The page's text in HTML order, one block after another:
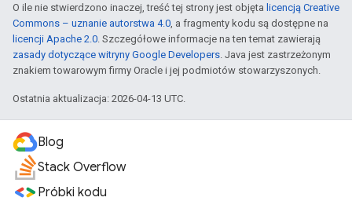
O ile nie stwierdzono inaczej, treść tej strony jest objęta licencją Creative
Commons – uznanie autorstwa 4.0, a fragmenty kodu są dostępne na
licencji Apache 2.0. Szczegółowe informacje na ten temat zawierają
zasady dotyczące witryny Google Developers. Java jest zastrzeżonym
znakiem towarowym firmy Oracle i jej podmiotów stowarzyszonych.
Ostatnia aktualizacja: 2026-04-13 UTC.
Blog
Stack Overflow
Próbki kodu